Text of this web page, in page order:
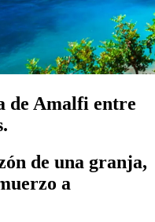
de Amalfi entre
de una granja,
a